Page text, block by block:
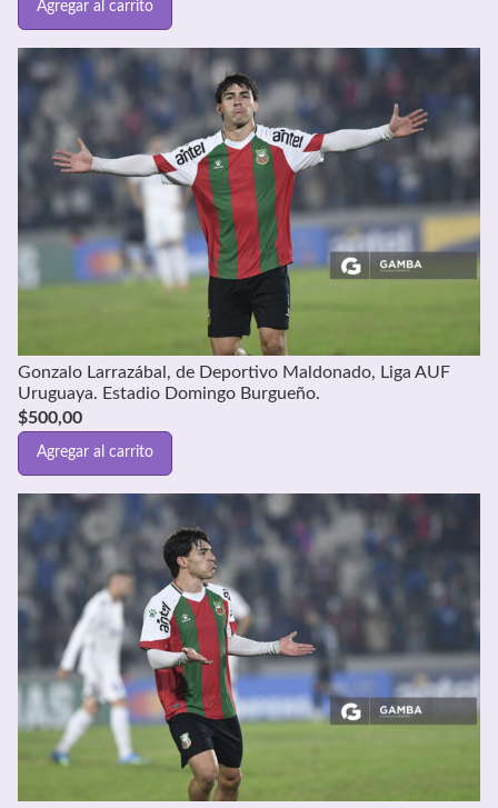
Agregar al carrito
Gonzalo Larrazábal, de Deportivo Maldonado, Liga AUF
Uruguaya. Estadio Domingo Burgueño.
$500,00
Agregar al carrito